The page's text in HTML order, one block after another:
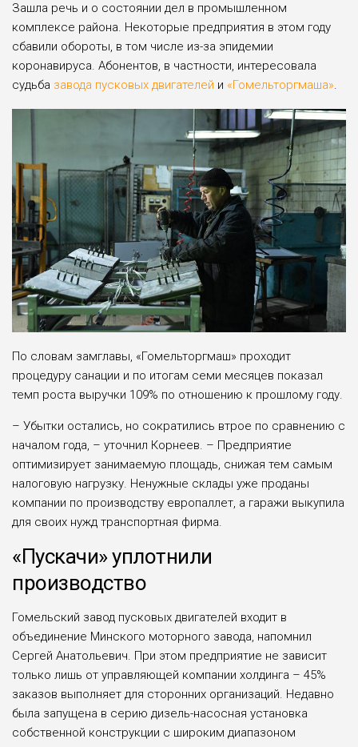
Зашла речь и о состоянии дел в промышленном
комплексе района. Некоторые предприятия в этом году
сбавили обороты, в том числе из-за эпидемии
коронавируса. Абонентов, в частности, интересовала
судьба завода пусковых двигателей и «Гомельторгмаша».
По словам замглавы, «Гомельторгмаш» проходит
процедуру санации и по итогам семи месяцев показал
темп роста выручки 109% по отношению к прошлому году.
– Убытки остались, но сократились втрое по сравнению с
началом года, – уточнил Корнеев. – Предприятие
оптимизирует занимаемую площадь, снижая тем самым
налоговую нагрузку. Ненужные склады уже проданы
компании по производству европаллет, а гаражи выкупила
для своих нужд транспортная фирма.
«Пускачи» уплотнили
производство
Гомельский завод пусковых двигателей входит в
объединение Минского моторного завода, напомнил
Сергей Анатольевич. При этом предприятие не зависит
только лишь от управляющей компании холдинга – 45%
заказов выполняет для сторонних организаций. Недавно
была запущена в серию дизель-насосная установка
собственной конструкции с широким диапазоном